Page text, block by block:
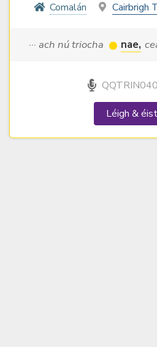
Comalán
Cairbrigh
··· ach nú triocha nae,
Léigh & éist